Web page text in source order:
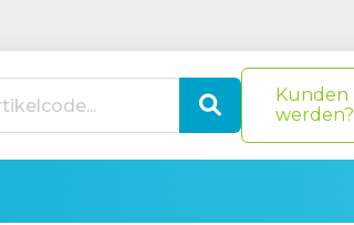
Kunden
werden?